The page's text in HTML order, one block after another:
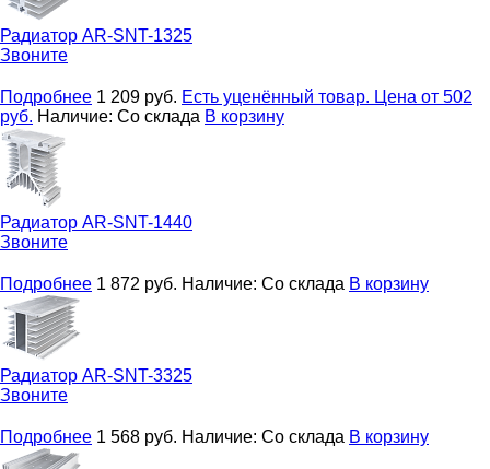
Радиатор AR-SNT-1325
Звоните
Подробнее 1 209 руб. Есть уценённый товар. Цена от 502
руб. Наличие: Со склада В корзину
Радиатор AR-SNT-1440
Звоните
Подробнее 1 872 руб. Наличие: Со склада В корзину
Радиатор AR-SNT-3325
Звоните
Подробнее 1 568 руб. Наличие: Со склада В корзину